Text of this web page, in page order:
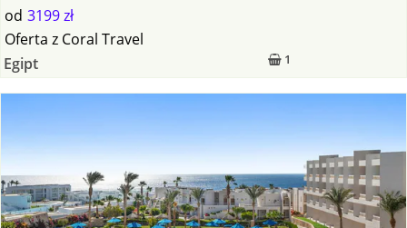
od 3199 zł
1
Oferta z Coral Travel
Egipt